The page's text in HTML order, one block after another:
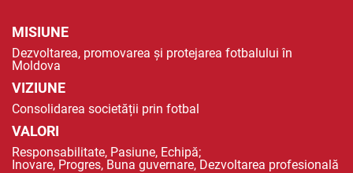
MISIUNE
Dezvoltarea, promovarea și protejarea fotbalului în
Moldova
VIZIUNE
Consolidarea societății prin fotbal
VALORI
Responsabilitate, Pasiune, Echipă;
Inovare, Progres, Buna guvernare, Dezvoltarea profesională